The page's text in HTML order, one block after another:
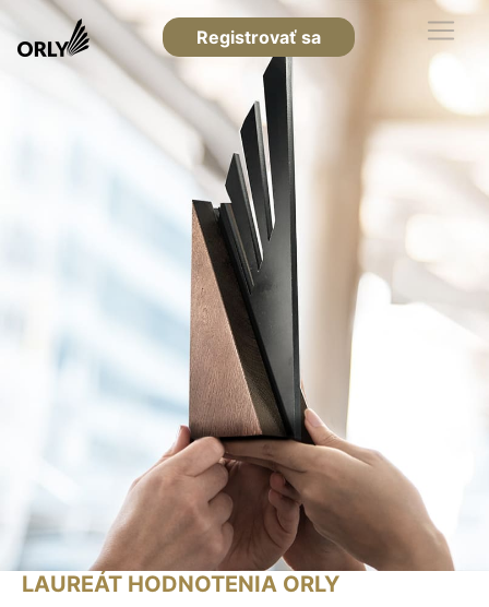
Registrovať sa
LAUREÁT HODNOTENIA ORLY